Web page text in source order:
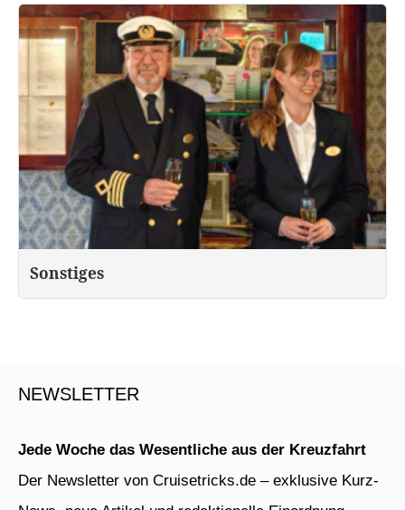
Sonstiges
NEWSLETTER
Jede Woche das Wesentliche aus der Kreuzfahrt
Der Newsletter von Cruisetricks.de – exklusive Kurz-